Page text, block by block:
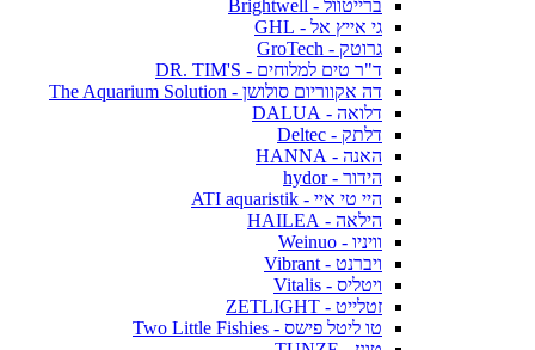
ברייטוול - Brightwell
גי אייץ אל - GHL
גרוטק - GroTech
ד"ר טים למלוחים - DR. TIM'S
דה אקווריום סולושן - The Aquarium Solution
דלואה - DALUA
דלתק - Deltec
האנה - HANNA
הידור - hydor
היי טי איי - ATI aquaristik
הילאה - HAILEA
וויניו - Weinuo
ויברנט - Vibrant
ויטליס - Vitalis
זטלייט - ZETLIGHT
טו ליטל פישס - Two Little Fishies